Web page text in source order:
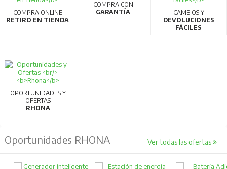
COMPRA ONLINE
RETIRO EN TIENDA
COMPRA CON
GARANTÍA
CAMBIOS Y
DEVOLUCIONES
FÁCILES
OPORTUNIDADES Y
OFERTAS
RHONA
Oportunidades RHONA Ver todas las ofertas